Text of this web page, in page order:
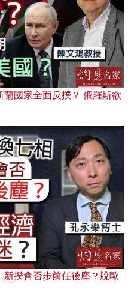
國家全面反撲？ 俄羅斯欲
揆會否步前任後塵？脫歐